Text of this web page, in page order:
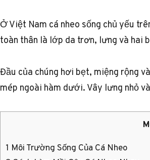
Ở Việt Nam cá nheo sống chủ yếu
toàn thân là lớp da trơn, lưng và hai
Đầu của chúng hơi bẹt, miệng rộng
mép ngoài hàm dưới. Vây lưng nhỏ
1 Môi Trường Sống Của Cá Nheo